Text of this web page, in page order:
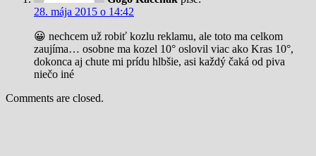
28. mája 2015 o 14:42
😀 nechcem už robiť kozlu reklamu, ale toto ma celkom
zaujíma… osobne ma kozel 10° oslovil viac ako Kras 10°,
dokonca aj chute mi prídu hlbšie, asi každý čaká od piva
niečo iné
Comments are closed.